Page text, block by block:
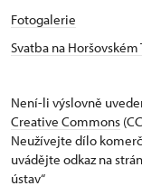
Fotogalerie
Svatba na Horšovském
Není-li výslovně
Creative Commons
Neužívejte dílo
uvádějte odkaz na
ústav“